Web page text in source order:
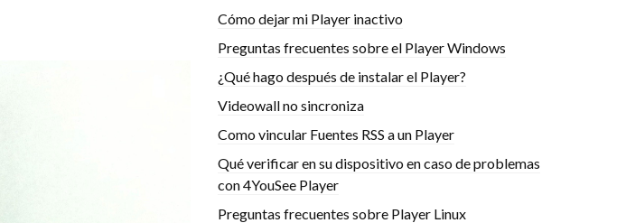
Cómo dejar mi Player inactivo
Preguntas frecuentes sobre el Player Windows
¿Qué hago después de instalar el Player?
Videowall no sincroniza
Como vincular Fuentes RSS a un Player
Qué verificar en su dispositivo en caso de problemas
con 4YouSee Player
Preguntas frecuentes sobre Player Linux